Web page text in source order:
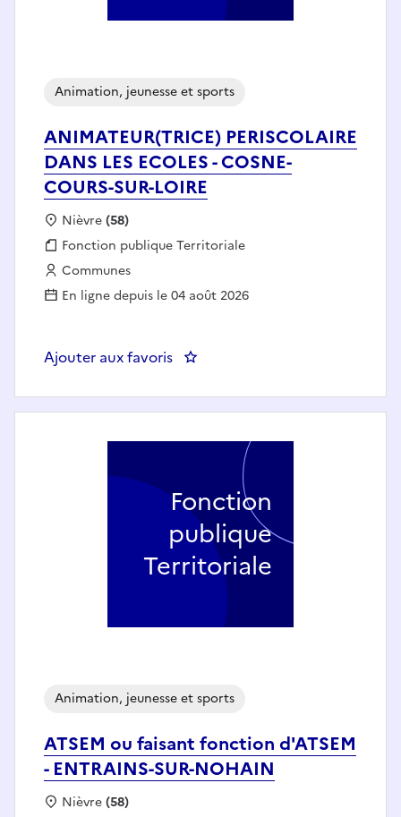
ANIMATEUR(TRICE) PERISCOLAIRE
DANS LES ECOLES - COSNE-
COURS-SUR-LOIRE
Animation, jeunesse et sports
Localisation :
Nièvre(58)
Fonction publique :
Fonction publique Territoriale
Employeur :
Communes
En ligne depuis le 04 août 2026
Ajouter aux favoris : ANIMATEUR(TRICE)
ATSEM ou faisant fonction d'ATSEM
- ENTRAINS-SUR-NOHAIN
Animation, jeunesse et sports
Localisation :
Nièvre(58)
Fonction
publique
Territoriale